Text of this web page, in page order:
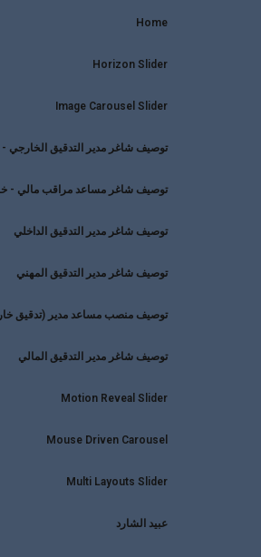
Home
Horizon Slider
Image Carousel Slider
توصيف شاغر مدير التدقيق الخارجي -
توصيف شاغر مساعد مراقب مالي -
توصيف شاغر مدير التدقيق الداخلي
توصيف شاغر مدير التدقيق المهني
توصيف منصب مساعد مدير (تدقيق
توصيف شاغر مدير التدقيق المالي
Motion Reveal Slider
Mouse Driven Carousel
Multi Layouts Slider
عبيد الشارد